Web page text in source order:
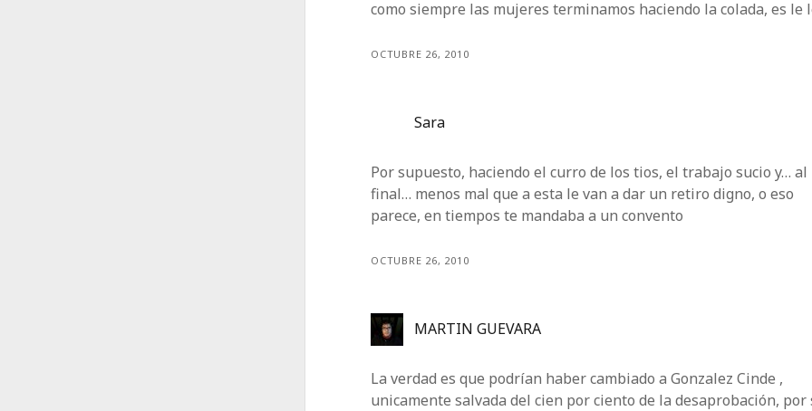
como siempre las mujeres terminamos haciendo la colada, es le
OCTUBRE 26, 2010
Sara
Por supuesto, haciendo el curro de los tios, el trabajo sucio y… al
final… menos mal que a esta le van a dar un retiro digno, o eso
parece, en tiempos te mandaba a un convento
OCTUBRE 26, 2010
MARTIN GUEVARA
La verdad es que podrían haber cambiado a Gonzalez Cinde ,
unicamente salvada del cien por ciento de la desaprobación, por